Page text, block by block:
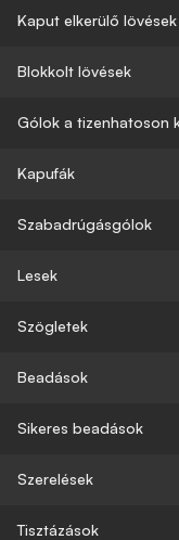
Kaput elkerülő lövések
Blokkolt lövések
Gólok a tizenhatoson
Kapufák
Szabadrúgásgólok
Lesek
Szögletek
Beadások
Sikeres beadások
Szerelések
Tisztázások